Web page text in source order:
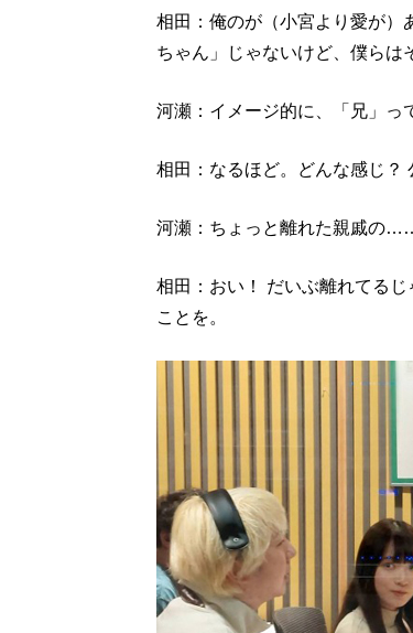
相田：俺のが（小宮より愛が）
ちゃん」じゃないけど、僕らは
河瀬：イメージ的に、「兄」っ
相田：なるほど。どんな感じ？
河瀬：ちょっと離れた親戚の
相田：おい！ だいぶ離れてる
ことを。